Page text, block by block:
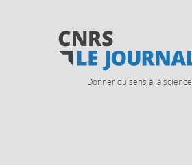
Donner du sens à la science